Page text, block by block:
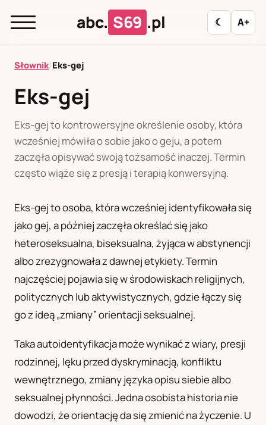
abc. S69 .pl ☾ A+
C
J
K L M N O P R
S
T
U W Z Ł
Polityka redakcyjna
Polski Русский
UA
Українська
Słownik/Eks-gej
Eks-gej
Eks-gej to kontrowersyjne określenie osoby, która
wcześniej mówiła o sobie jako o geju, a potem
zaczęła opisywać swoją tożsamość inaczej. Termin
często wiąże się z presją i terapią konwersyjną.
Eks-gej to osoba, która wcześniej identyfikowała się
jako gej, a później zaczęła określać się jako
heteroseksualna, biseksualna, żyjąca w abstynencji
albo zrezygnowała z dawnej etykiety. Termin
najczęściej pojawia się w środowiskach religijnych,
politycznych lub aktywistycznych, gdzie łączy się
go z ideą „zmiany” orientacji seksualnej.
Taka autoidentyfikacja może wynikać z wiary, presji
rodzinnej, lęku przed dyskryminacją, konfliktu
wewnętrznego, zmiany języka opisu siebie albo
seksualnej płynności. Jedna osobista historia nie
dowodzi, że orientację da się zmienić na życzenie. U